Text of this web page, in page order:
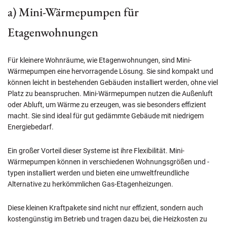
a) Mini-Wärmepumpen für
Etagenwohnungen
Für kleinere Wohnräume, wie Etagenwohnungen, sind Mini-
Wärmepumpen eine hervorragende Lösung. Sie sind kompakt und
können leicht in bestehenden Gebäuden installiert werden, ohne viel
Platz zu beanspruchen. Mini-Wärmepumpen nutzen die Außenluft
oder Abluft, um Wärme zu erzeugen, was sie besonders effizient
macht. Sie sind ideal für gut gedämmte Gebäude mit niedrigem
Energiebedarf.
Ein großer Vorteil dieser Systeme ist ihre Flexibilität. Mini-
Wärmepumpen können in verschiedenen Wohnungsgrößen und -
typen installiert werden und bieten eine umweltfreundliche
Alternative zu herkömmlichen Gas-Etagenheizungen.
Diese kleinen Kraftpakete sind nicht nur effizient, sondern auch
kostengünstig im Betrieb und tragen dazu bei, die Heizkosten zu